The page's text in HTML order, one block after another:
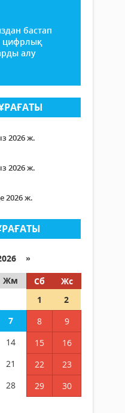
бастап
цифрлық
алу
2026 ж.
2026 ж.
2026 ж.
»
Жм Сб
Жс
1
2
7 8
9
14 15
16
21 22
23
28 29
30